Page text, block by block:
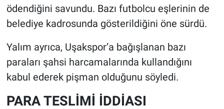
ödendiğini savundu. Bazı futbolcu eşlerinin de
belediye kadrosunda gösterildiğini öne sürdü.
Yalım ayrıca, Uşakspor’a bağışlanan bazı
paraları şahsi harcamalarında kullandığını
kabul ederek pişman olduğunu söyledi.
PARA TESLİMİ İDDİASI